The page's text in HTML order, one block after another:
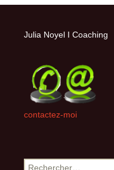
Julia Noyel I Coaching
contactez-moi
Rechercher :